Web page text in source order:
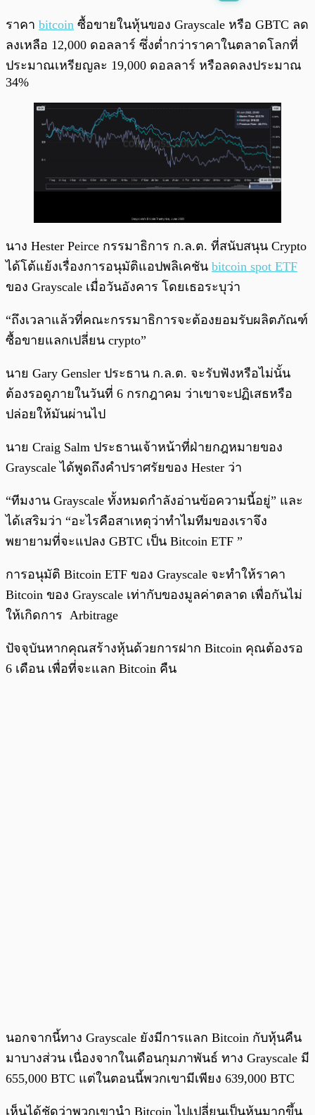
0:00
ราคา bitcoin ซื้อขายในหุ้นของ Grayscale หรือ GBTC ลด
ลงเหลือ 12,000 ดอลลาร์ ซึ่งต่ำกว่าราคาในตลาดโลกที่
ประมาณเหรียญละ 19,000 ดอลลาร์ หรือลดลงประมาณ
34%
นาง Hester Peirce กรรมาธิการ ก.ล.ต. ที่สนับสนุน Crypto
ได้โต้แย้งเรื่องการอนุมัติแอปพลิเคชัน bitcoin spot ETF
ของ Grayscale เมื่อวันอังคาร โดยเธอระบุว่า
“ถึงเวลาแล้วที่คณะกรรมาธิการจะต้องยอมรับผลิตภัณฑ์
ซื้อขายแลกเปลี่ยน crypto”
นาย Gary Gensler ประธาน ก.ล.ต. จะรับฟังหรือไม่นั้น
ต้องรอดูภายในวันที่ 6 กรกฎาคม ว่าเขาจะปฏิเสธหรือ
ปล่อยให้มันผ่านไป
นาย Craig Salm ประธานเจ้าหน้าที่ฝ่ายกฎหมายของ
Grayscale ได้พูดถึงคำปราศรัยของ Hester ว่า
“ทีมงาน Grayscale ทั้งหมดกำลังอ่านข้อความนี้อยู่” และ
ได้เสริมว่า “อะไรคือสาเหตุว่าทำไมทีมของเราจึง
พยายามที่จะแปลง GBTC เป็น Bitcoin ETF ”
การอนุมัติ Bitcoin ETF ของ Grayscale จะทำให้ราคา
Bitcoin ของ Grayscale เท่ากับของมูลค่าตลาด เพื่อกันไม่
ให้เกิดการ Arbitrage
ปัจจุบันหากคุณสร้างหุ้นด้วยการฝาก Bitcoin คุณต้องรอ
6 เดือน เพื่อที่จะแลก Bitcoin คืน
นอกจากนี้ทาง Grayscale ยังมีการแลก Bitcoin กับหุ้นคืน
มาบางส่วน เนื่องจากในเดือนกุมภาพันธ์ ทาง Grayscale มี
655,000 BTC แต่ในตอนนี้พวกเขามีเพียง 639,000 BTC
เห็นได้ชัดว่าพวกเขานำ Bitcoin ไปเปลี่ยนเป็นหุ้นมากขึ้น